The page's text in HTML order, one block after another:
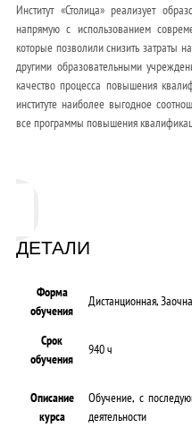
Институт «Столица» реализует
напрямую с использованием
которые позволили снизить затраты
другими образовательными
качество процесса повышения
институте наиболее выгодное
все программы повышения
ДЕТАЛИ
Форма
обучения
Дистанционная,
Срок
обучения
940 ч
Описание
курса
Обучение, с
деятельности